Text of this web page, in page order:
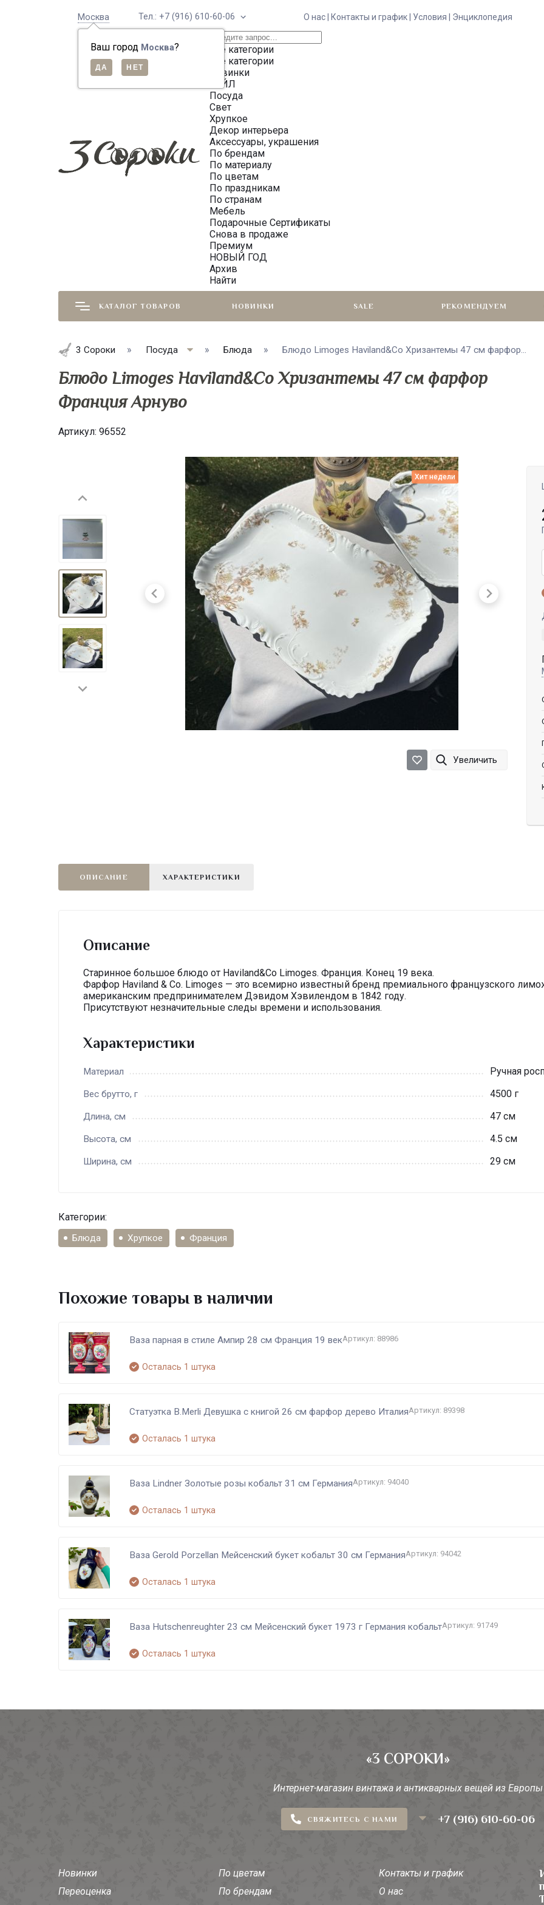
Москва
Ваш город Москва?
Тел.: +7 (916) 610-60-06 О нас | Контакты и график | Условия | Энциклопедия
Все категории
Все категории
Новинки
СЕЙЛ
Посуда
Свет
Хрупкое
Декор интерьера
Аксессуары, украшения
По брендам
По материалу
По цветам
По праздникам
По странам
Мебель
Подарочные Сертификаты
Снова в продаже
Премиум
НОВЫЙ ГОД
Архив
Найти
КАТАЛОГ ТОВАРОВ НОВИНКИ SALE РЕКОМЕНДУЕМ
3 Сороки Посуда Блюда Блюдо Limoges Haviland&Co Хризантемы 47 см фарфор...
Блюдо Limoges Haviland&Co Хризантемы 47 см фарфор
Франция Арнуво
Артикул: 96552
Хит недели
Увеличить
ОПИСАНИЕ ХАРАКТЕРИСТИКИ
Описание
Старинное большое блюдо от Haviland&Co Limoges. Франция. Конец 19 века.
Фарфор Haviland & Co. Limoges — это всемирно известный бренд премиального французского
американским предпринимателем Дэвидом Хэвилендом в 1842 году.
Присутствуют незначительные следы времени и использования.
Характеристики
Материал Ручная
Вес брутто, г 4500 г
Длина, см 47 см
Высота, см 4.5 см
Ширина, см 29 см
Категории:
Блюда Хрупкое Франция
Похожие товары в наличии
Ваза парная в стиле Ампир 28 см Франция 19 векАртикул: 88986
Осталась 1 штука
Статуэтка B.Merli Девушка с книгой 26 см фарфор дерево ИталияАртикул: 89398
Осталась 1 штука
Ваза Lindner Золотые розы кобальт 31 см ГерманияАртикул: 94040
Осталась 1 штука
Ваза Gerold Porzellan Мейсенский букет кобальт 30 см ГерманияАртикул: 94042
Осталась 1 штука
Ваза Hutschenreughter 23 см Мейсенский букет 1973 г Германия кобальтАртикул: 91749
Осталась 1 штука
«3 СОРОКИ»
Интернет-магазин винтажа и антикварных вещей из Европы
СВЯЖИТЕСЬ С НАМИ +7 (916) 610-60-06
Новинки
Переоценка
По цветам
По брендам
Контакты и график
О нас